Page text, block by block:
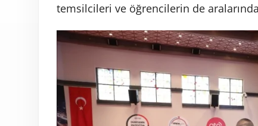
temsilcileri ve öğrencilerin de